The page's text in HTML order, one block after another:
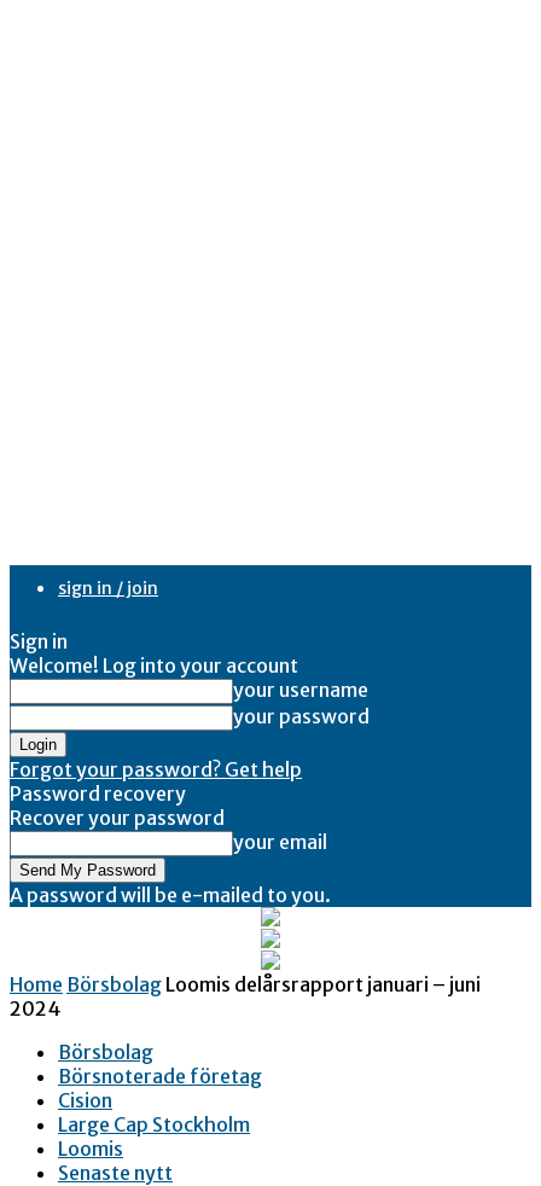
sign in / join
Sign in
Welcome! Log into your account
your username
your password
Forgot your password? Get help
Password recovery
Recover your password
your email
A password will be e-mailed to you.
Home Börsbolag Loomis delårsrapport januari – juni
2024
Börsbolag
Börsnoterade företag
Cision
Large Cap Stockholm
Loomis
Senaste nytt